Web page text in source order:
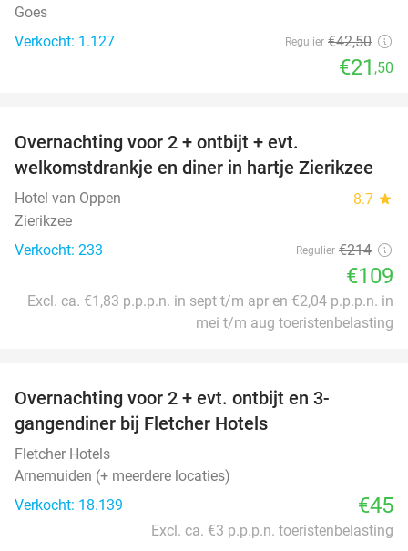
Goes
Verkocht: 1.127
Regulier €42,50
€21 ,50
Overnachting voor 2 + ontbijt + evt.
welkomstdrankje en diner in hartje Zierikzee
Hotel van Oppen 8.7 star
Zierikzee
Verkocht: 233
Regulier €214
€109
Excl. ca. €1,83 p.p.p.n. in sept t/m apr en €2,04 p.p.p.n. in
mei t/m aug toeristenbelasting
Overnachting voor 2 + evt. ontbijt en 3-
gangendiner bij Fletcher Hotels
Fletcher Hotels
Arnemuiden (+ meerdere locaties)
Verkocht: 18.139
€45
Excl. ca. €3 p.p.p.n. toeristenbelasting